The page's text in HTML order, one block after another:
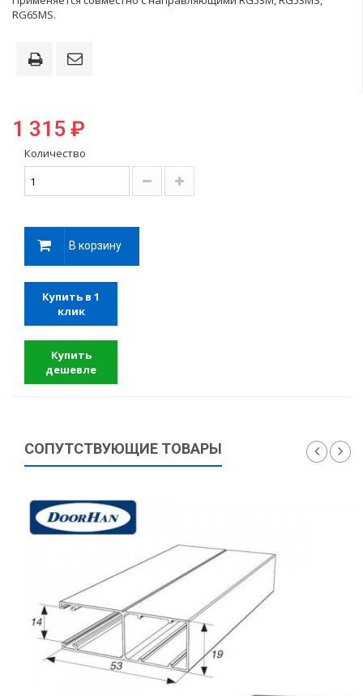
RG65MS.
1 315 ₽
Количество
В корзину
Купить в 1
клик
Купить
дешевле
СОПУТСТВУЮЩИЕ ТОВАРЫ